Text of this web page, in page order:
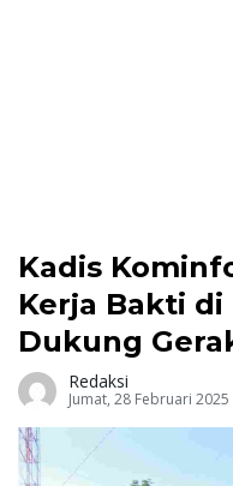
Kadis
Kerja Bakti
Dukung
Redaksi
Jumat, 28 Februari 2025